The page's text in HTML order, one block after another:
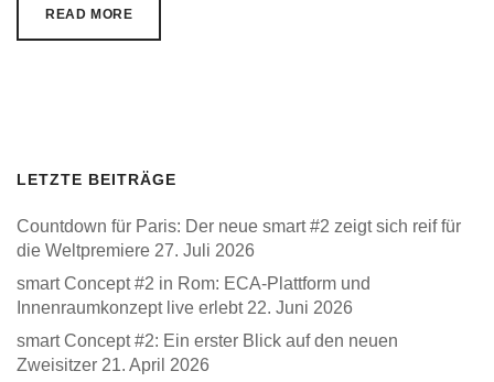
READ MORE
LETZTE BEITRÄGE
Countdown für Paris: Der neue smart #2 zeigt sich reif für
die Weltpremiere 27. Juli 2026
smart Concept #2 in Rom: ECA-Plattform und
Innenraumkonzept live erlebt 22. Juni 2026
smart Concept #2: Ein erster Blick auf den neuen
Zweisitzer 21. April 2026